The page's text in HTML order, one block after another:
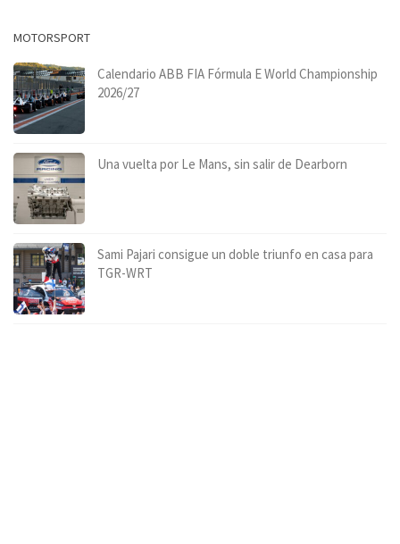
MOTORSPORT
Calendario ABB FIA Fórmula E World Championship
2026/27
Una vuelta por Le Mans, sin salir de Dearborn
Sami Pajari consigue un doble triunfo en casa para
TGR-WRT